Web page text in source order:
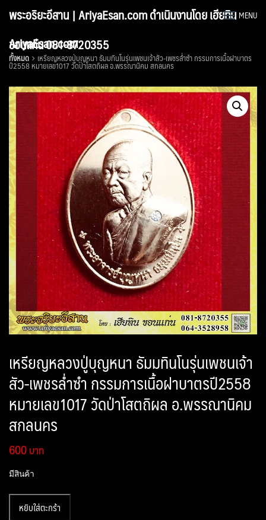
พระอริยะอีสาน | AriyaEsan.com ดำเนินงานโดย เฮียทิน
ขอนแก่น 081-8720355
MENU
AriyaEsan.com
ทั้งหมด เหรียญหลวงปู่บุญหนา ธัมมทินโนรุ่นเพชนเจ้าสัว-เพชรล่ำซำ กรรมการเนื้อฝาบาตร
ปี2558 หมายเลข1017 วัดป่าโสตถิผล อ.พรรณานิคม สกลนคร
เหรียญหลวงปู่บุญหนา ธัมมทินโนรุ่นเพชนเจ้า
สัว-เพชรล่ำซำ กรรมการเนื้อฝาบาตรปี2558
หมายเลข1017 วัดป่าโสตถิผล อ.พรรณานิคม
สกลนคร
600
มีสินค้า
เหรียญ
หยิบใส่ตะกร้า